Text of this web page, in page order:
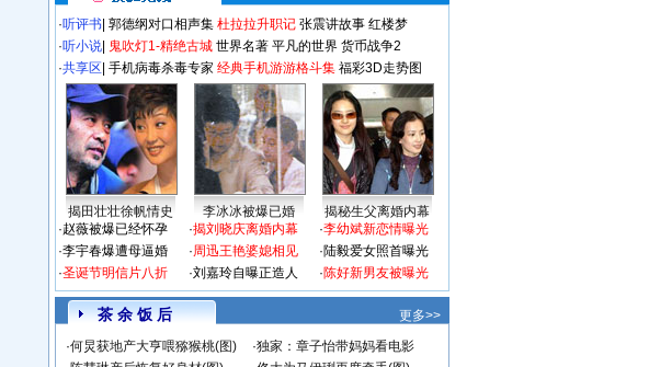
·听评书 郭德纲对口相声集 杜拉拉升职记 张震讲故事 红楼梦
·听小说 鬼吹灯1-精绝古城 世界名著 平凡的世界 货币战争2
·共享区 手机病毒杀毒专家 经典手机游游格斗集 福彩3D走势图
揭田壮壮徐帆情史 李冰冰被爆已婚
揭秘生父离婚内幕
·赵薇被爆已经怀孕
·李宇春爆遭母逼婚
·圣诞节明信片八折
·揭刘晓庆离婚内幕
·周迅王艳婆媳相见
·刘嘉玲自曝正造人
·李幼斌新恋情曝光
·陆毅爱女照首曝光
·陈好新男友被曝光
茶 余 饭 后
更多>>
·何炅获地产大亨喂猕猴桃(图) ·独家：章子怡带妈妈看电影